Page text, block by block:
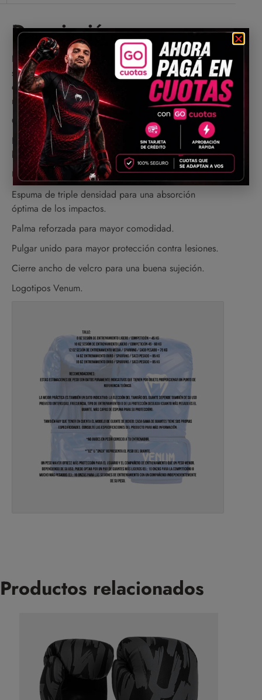
Descripción
La espuma inyectada multidensidad proporciona una
sólida absorción de impactos, mientras que el cierre
de velcro proporciona una protección a medida en la
muñeca.
Cuero sintético de primera calidad.
Estos guantes se pueden utilizar para boxeo, kick-
boxing y Muay Thai.
Uso regular: 2-3 veces por semana.
Espuma de triple densidad para una absorción
óptima de los impactos.
Palma reforzada para mayor comodidad.
Pulgar unido para mayor protección contra lesiones.
Cierre ancho de velcro para una buena sujeción.
Logotipos Venum.
Productos relacionados